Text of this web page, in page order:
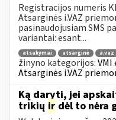
Registracijos numeris
Atsarginės i.VAZ
pasinaudojusiam SMS
variantai: esant...
atsakymai atsarginė a.vaz
žinyno kategorijos:VMI
Atsarginės i.VAZ
Ką daryti, jei
trikių ir dėl to nėra